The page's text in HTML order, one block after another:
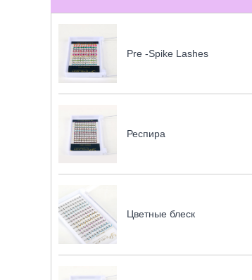
Pre -Spike Lashes
Респира
Цветные блеск